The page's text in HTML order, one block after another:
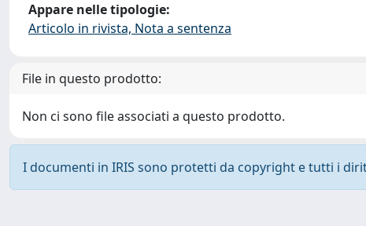
Appare nelle tipologie:
Articolo in rivista, Nota a sentenza
File in questo prodotto:
Non ci sono file associati a questo prodotto.
I documenti in IRIS sono protetti da copyright e tutti i